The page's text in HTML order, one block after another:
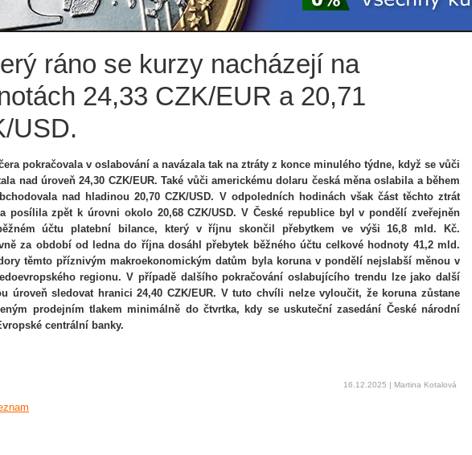
ráno se kurzy nacházejí na
24,33 CZK/EUR a 20,71
USD.
pokračovala v oslabování a navázala tak na ztráty z konce minulého týdne, když se vůči
nad úroveň 24,30 CZK/EUR. Také vůči americkému dolaru česká měna oslabila a během
nad hladinou 20,70 CZK/USD. V odpoledních hodinách však část těchto ztrát
posílila zpět k úrovni okolo 20,68 CZK/USD. V České republice byl v pondělí zveřejněn
účtu platební bilance, který v říjnu skončil přebytkem ve výši 16,8 mld. Kč.
za období od ledna do října dosáhl přebytek běžného účtu celkové hodnoty 41,2 mld.
těmto příznivým makroekonomickým datům byla koruna v pondělí nejslabší měnou v
regionu. V případě dalšího pokračování oslabujícího trendu lze jako další
úroveň sledovat hranici 24,40 CZK/EUR. V tuto chvíli nelze vyloučit, že koruna zůstane
prodejním tlakem minimálně do čtvrtka, kdy se uskuteční zasedání České národní
centrální banky.
16.12.2025 | Martina Kotalová